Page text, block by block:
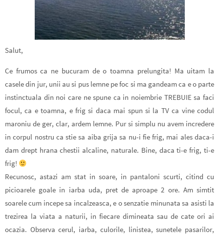
Salut,
Ce frumos ca ne bucuram de o toamna prelungita! Ma uitam la
casele din jur, unii au si pus lemne pe foc si ma gandeam ca e o parte
instinctuala din noi care ne spune ca in noiembrie TREBUIE sa faci
focul, ca e toamna, e frig si daca mai spun si la TV ca vine codul
maroniu de ger, clar, ardem lemne. Pur si simplu nu avem incredere
in corpul nostru ca stie sa aiba grija sa nu-i fie frig, mai ales daca-i
dam drept hrana chestii alcaline, naturale. Bine, daca ti-e frig, ti-e
frig!
Recunosc, astazi am stat in soare, in pantaloni scurti, citind cu
picioarele goale in iarba uda, pret de aproape 2 ore. Am simtit
soarele cum incepe sa incalzeasca, e o senzatie minunata sa asisti la
trezirea la viata a naturii, in fiecare dimineata sau de cate ori ai
ocazia. Observa cerul, iarba, culorile, linistea, sunetele pasarilor,